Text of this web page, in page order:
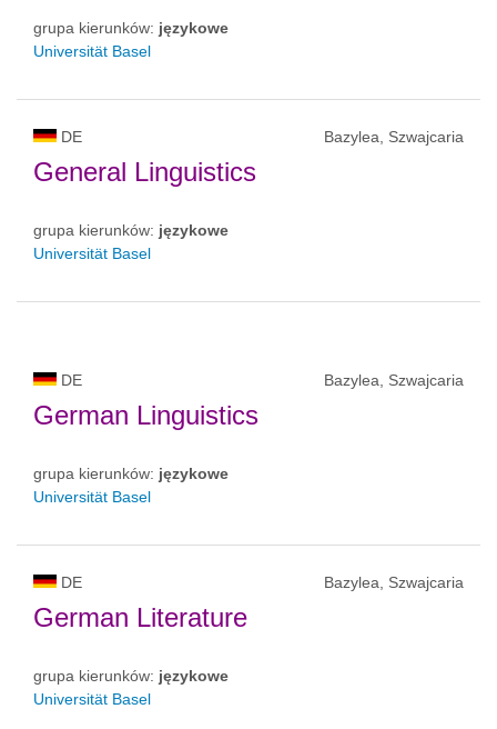
grupa kierunków: językowe
Universität Basel
DE Bazylea, Szwajcaria
General Linguistics
grupa kierunków: językowe
Universität Basel
DE Bazylea, Szwajcaria
German Linguistics
grupa kierunków: językowe
Universität Basel
DE Bazylea, Szwajcaria
German Literature
grupa kierunków: językowe
Universität Basel